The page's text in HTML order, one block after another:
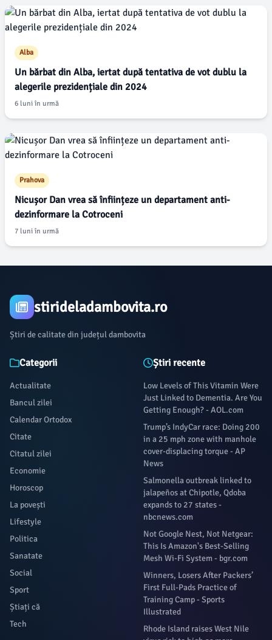
Alba
Un bărbat din Alba, iertat după tentativa de vot dublu la
alegerile prezidențiale din 2024
6 luni în urmă
Prahova
Nicușor Dan vrea să înființeze un departament anti-
dezinformare la Cotroceni
7 luni în urmă
stirideladambovita.ro
Știri de calitate din județul dambovita
Categorii
Actualitate
Bancul zilei
Calendar Ortodox
Citate
Citatul zilei
Economie
Horoscop
La povești
Lifestyle
Politica
Sanatate
Social
Sport
Știați că
Tech
Știri recente
Low Levels of This Vitamin Were
Just Linked to Dementia. Are You
Getting Enough? - AOL.com
Trump’s IndyCar race: Doing 200
in a 25 mph zone with manhole
cover-displacing torque - AP
News
Salmonella outbreak linked to
jalapeños at Chipotle, Qdoba
expands to 27 states -
nbcnews.com
Not Google Nest, Not Netgear:
This Is Amazon's Best-Selling
Mesh Wi-Fi System - bgr.com
Winners, Losers After Packers’
First Full-Pads Practice of
Training Camp - Sports
Illustrated
Rhode Island raises West Nile